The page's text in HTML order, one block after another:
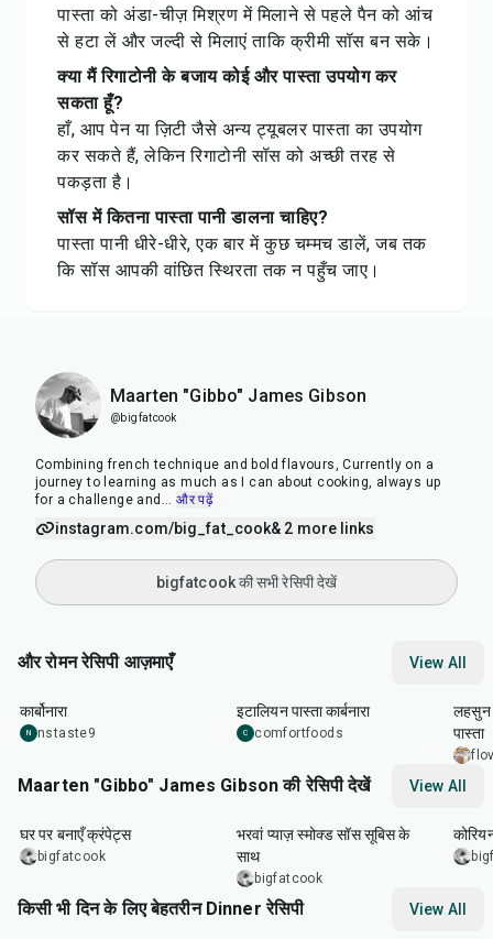
पास्ता को अंडा-चीज़ मिश्रण में मिलाने से पहले पैन को आंच
से हटा लें और जल्दी से मिलाएं ताकि क्रीमी सॉस बन सके।
क्या मैं रिगाटोनी के बजाय कोई और पास्ता उपयोग कर
सकता हूँ?
हाँ, आप पेन या ज़िटी जैसे अन्य ट्यूबलर पास्ता का उपयोग
कर सकते हैं, लेकिन रिगाटोनी सॉस को अच्छी तरह से
पकड़ता है।
सॉस में कितना पास्ता पानी डालना चाहिए?
पास्ता पानी धीरे-धीरे, एक बार में कुछ चम्मच डालें, जब तक
कि सॉस आपकी वांछित स्थिरता तक न पहुँच जाए।
Maarten "Gibbo" James Gibson
@bigfatcook
Combining french technique and bold flavours, Currently on a
journey to learning as much as I can about cooking, always up
for a challenge and ...और पढ़ें
instagram.com/big_fat_cook& 2 more links
bigfatcook की सभी रेसिपी देखें
और रोमन रेसिपी आज़माएँ View All
45 min
कार्बोनारा
N nstaste9
इटालियन पास्ता कार्बनारा
C comfortfoods
लहसुन
पास्ता
Maarten "Gibbo" James Gibson की रेसिपी देखें View All
घर पर बनाएँ क्रंपेट्स
bigfatcook
भरवां प्याज़ स्मोक्ड सॉस सूबिस के
साथ
bigfatcook
किसी भी दिन के लिए बेहतरीन Dinner रेसिपी View All
1 min 15